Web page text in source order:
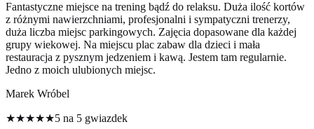
Fantastyczne miejsce na trening bądź do relaksu. Duża ilość kortów
z różnymi nawierzchniami, profesjonalni i sympatyczni trenerzy,
duża liczba miejsc parkingowych. Zajęcia dopasowane dla każdej
grupy wiekowej. Na miejscu plac zabaw dla dzieci i mała
restauracja z pysznym jedzeniem i kawą. Jestem tam regularnie.
Jedno z moich ulubionych miejsc.
Marek Wróbel
★★★★★5 na 5 gwiazdek